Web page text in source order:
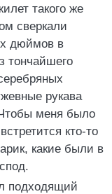
такого же
сверкали
дюймов в
тончайшего
рукава
меня было
кто-то
какие были в
подходящий